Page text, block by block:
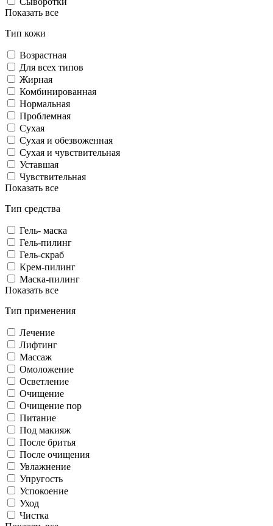
Показать все
Тип кожи
Возрастная
Для всех типов
Жирная
Комбинированная
Нормальная
Проблемная
Сухая
Сухая и обезвоженная
Сухая и чувствительная
Уставшая
Чувствительная
Показать все
Тип средства
Гель- маска
Гель-пилинг
Гель-скраб
Крем-пилинг
Маска-пилинг
Показать все
Тип применения
Лечение
Лифтинг
Массаж
Омоложение
Осветление
Очищение
Очищение пор
Питание
Под макияж
После бритья
После очищения
Увлажнение
Упругость
Успокоение
Уход
Чистка